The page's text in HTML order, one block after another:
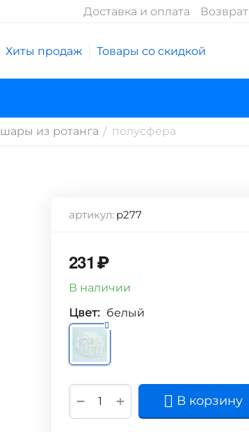
Доставка и оплата Возврат
Хиты продаж Товары со скидкой
шары из ротанга / полусфера
артикул: р277
231 ₽
В наличии
Цвет: белый
+
− В корзину